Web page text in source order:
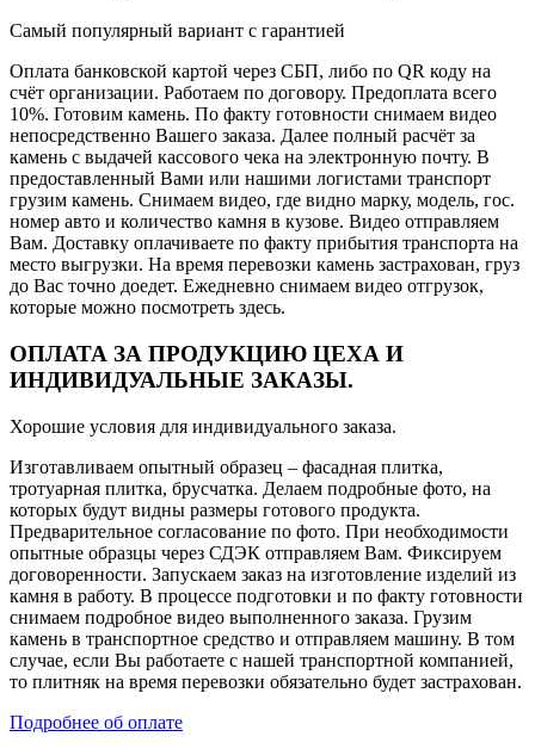
Самый популярный вариант с гарантией
Оплата банковской картой через СБП, либо по QR коду на
счёт организации. Работаем по договору. Предоплата всего
10%. Готовим камень. По факту готовности снимаем видео
непосредственно Вашего заказа. Далее полный расчёт за
камень с выдачей кассового чека на электронную почту. В
предоставленный Вами или нашими логистами транспорт
грузим камень. Снимаем видео, где видно марку, модель, гос.
номер авто и количество камня в кузове. Видео отправляем
Вам. Доставку оплачиваете по факту прибытия транспорта на
место выгрузки. На время перевозки камень застрахован, груз
до Вас точно доедет. Ежедневно снимаем видео отгрузок,
которые можно посмотреть здесь.
ОПЛАТА ЗА ПРОДУКЦИЮ ЦЕХА И
ИНДИВИДУАЛЬНЫЕ ЗАКАЗЫ.
Хорошие условия для индивидуального заказа.
Изготавливаем опытный образец – фасадная плитка,
тротуарная плитка, брусчатка. Делаем подробные фото, на
которых будут видны размеры готового продукта.
Предварительное согласование по фото. При необходимости
опытные образцы через СДЭК отправляем Вам. Фиксируем
договоренности. Запускаем заказ на изготовление изделий из
камня в работу. В процессе подготовки и по факту готовности
снимаем подробное видео выполненного заказа. Грузим
камень в транспортное средство и отправляем машину. В том
случае, если Вы работаете с нашей транспортной компанией,
то плитняк на время перевозки обязательно будет застрахован.
Подробнее об оплате